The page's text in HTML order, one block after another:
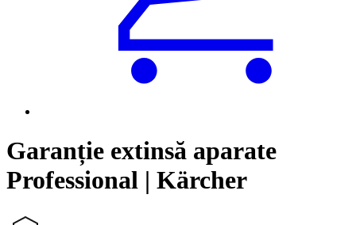
Garanție extinsă aparate
Professional | Kärcher